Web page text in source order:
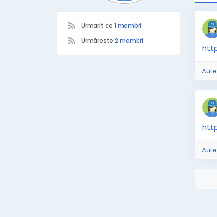
Urmarit de 1 membri
Urmărește 2 membri